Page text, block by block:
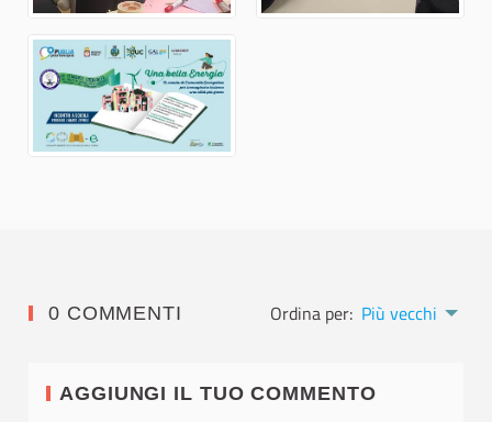
0 COMMENTI Ordina per: Più vecchi
AGGIUNGI IL TUO COMMENTO